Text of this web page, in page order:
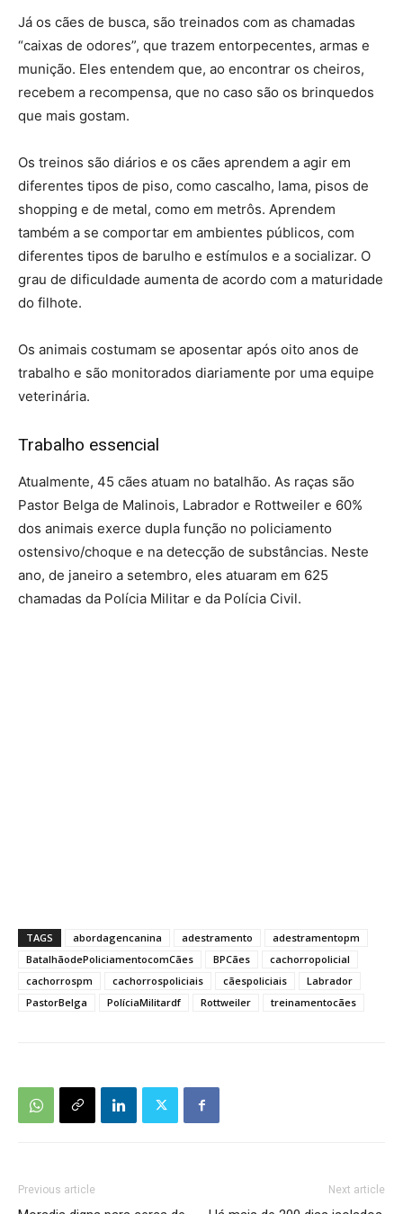
Já os cães de busca, são treinados com as chamadas
“caixas de odores”, que trazem entorpecentes, armas e
munição. Eles entendem que, ao encontrar os cheiros,
recebem a recompensa, que no caso são os brinquedos
que mais gostam.
Os treinos são diários e os cães aprendem a agir em
diferentes tipos de piso, como cascalho, lama, pisos de
shopping e de metal, como em metrôs. Aprendem
também a se comportar em ambientes públicos, com
diferentes tipos de barulho e estímulos e a socializar. O
grau de dificuldade aumenta de acordo com a maturidade
do filhote.
Os animais costumam se aposentar após oito anos de
trabalho e são monitorados diariamente por uma equipe
veterinária.
Trabalho essencial
Atualmente, 45 cães atuam no batalhão. As raças são
Pastor Belga de Malinois, Labrador e Rottweiler e 60%
dos animais exerce dupla função no policiamento
ostensivo/choque e na detecção de substâncias. Neste
ano, de janeiro a setembro, eles atuaram em 625
chamadas da Polícia Militar e da Polícia Civil.
TAGS abordagencanina adestramento
adestramentopm
BatalhãodePoliciamentocomCães
BPCães
cachorropolicial
cachorrospm
cachorrospoliciais cãespoliciais
Labrador
PastorBelga
PolíciaMilitardf Rottweiler treinamentocães
Previous article Next article